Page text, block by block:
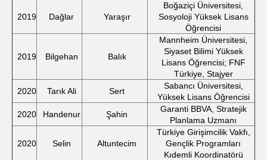
2019 Dağlar Yaraşır
Boğaziçi Üniversitesi,
Sosyoloji Yüksek Lisans
Öğrencisi
2019 Bilgehan Balık
Mannheim Üniversitesi,
Siyaset Bilimi Yüksek
Lisans Öğrencisi; FNF
Türkiye, Stajyer
2020
Tarık Ali Sert
Sabancı Üniversitesi,
Yüksek Lisans Öğrencisi
2020
Handenur Şahin
Garanti BBVA, Stratejik
Planlama Uzmanı
2020 Selin Altuntecim
Türkiye Girişimcilik Vakfı,
Gençlik Programları
Kıdemli Koordinatörü